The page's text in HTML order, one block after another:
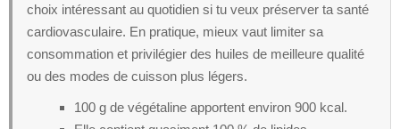
choix intéressant au quotidien si tu veux préserver ta santé
cardiovasculaire. En pratique, mieux vaut limiter sa
consommation et privilégier des huiles de meilleure qualité
ou des modes de cuisson plus légers.
100 g de végétaline apportent environ 900 kcal.